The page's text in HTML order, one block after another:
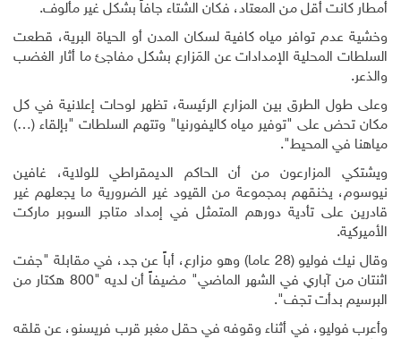
أمطار كانت أقل من المعتاد، فكان الشتاء جافاً بشكل غير مألوف.
وخشية عدم توافر مياه كافية لسكان المدن أو الحياة البرية، قطعت
السلطات المحلية الإمدادات عن المَزارع بشكل مفاجئ ما أثار الغضب
والذعر.
وعلى طول الطرق بين المزارع الرئيسة، تظهر لوحات إعلانية في كل
مكان تحض على "توفير مياه كاليفورنيا" وتتهم السلطات "بإلقاء (…)
مياهنا في المحيط".
ويشتكي المزارعون من أن الحاكم الديمقراطي للولاية، غافين
نيوسوم، يخنقهم بمجموعة من القيود غير الضرورية ما يجعلهم غير
قادرين على تأدية دورهم المتمثل في إمداد متاجر السوبر ماركت
الأميركية.
وقال نيك فوليو (28 عاما) وهو مزارع، أباً عن جد، في مقابلة "جفت
اثنتان من آباري في الشهر الماضي" مضيفاً أن لديه "800 هكتار من
البرسيم بدأت تجف".
وأعرب فوليو، في أثناء وقوفه في حقل مغبر قرب فريسنو، عن قلقه